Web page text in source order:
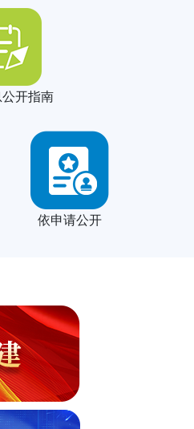
开指南
依申请公开